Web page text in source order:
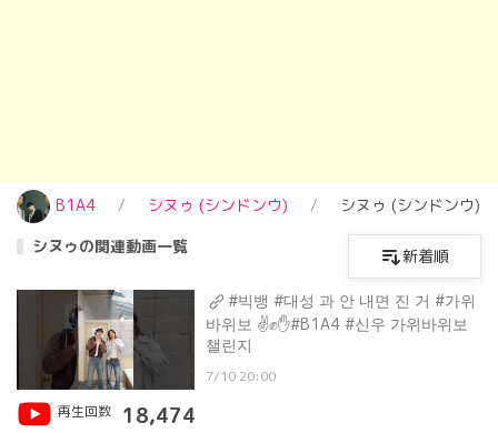
B1A4 シヌゥ (シンドンウ)
シヌゥ (シンドンウ)
シヌゥの関連動画一覧
新着順
#빅뱅 #대성 과 안 내면 진 거 #가위
바위보 ✌️✊️✋️#B1A4 #신우 가위바위보
챌린지
7/10 20:00
再生回数
18,474